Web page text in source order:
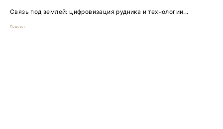
Связь под землей: цифровизация рудника и технологии...
Подкаст